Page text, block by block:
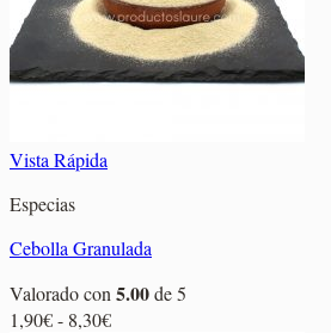
Vista Rápida
Especias
Cebolla Granulada
Valorado con 5.00de 5
1,90€- 8,30€Rango